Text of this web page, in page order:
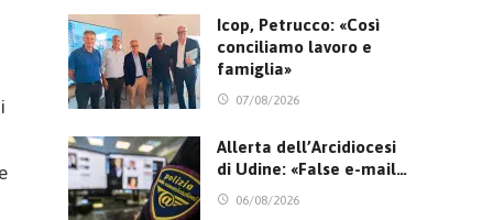
Icop, Petrucco: «Così
conciliamo lavoro e
famiglia»
07/08/2026
Allerta dell’Arcidiocesi
di Udine: «False e-mail…
06/08/2026